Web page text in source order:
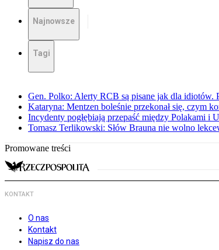
Najnowsze
Tagi
Gen. Polko: Alerty RCB są pisane jak dla idiotów.
Kataryna: Mentzen boleśnie przekonał się, czym
Incydenty pogłębiają przepaść między Polakami i
Tomasz Terlikowski: Słów Brauna nie wolno
Promowane treści
KONTAKT
O nas
Kontakt
Napisz do nas